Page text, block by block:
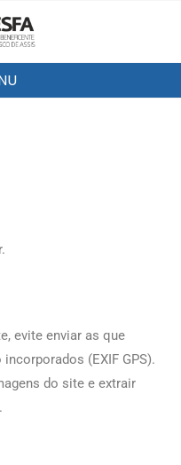
evite enviar as que
(EXIF GPS).
do site e extrair